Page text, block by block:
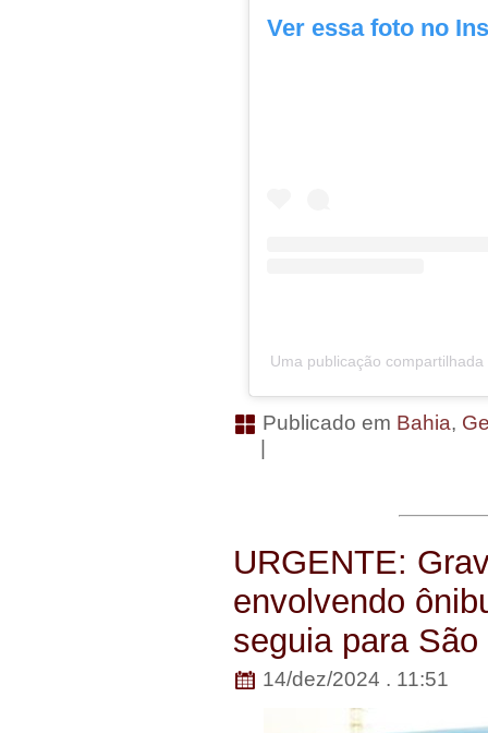
Ver essa foto no
Uma publicação compartilhada
Publicado em Bahia,
URGENTE:
envolvendo
seguia para
14/dez/2024 . 11:51